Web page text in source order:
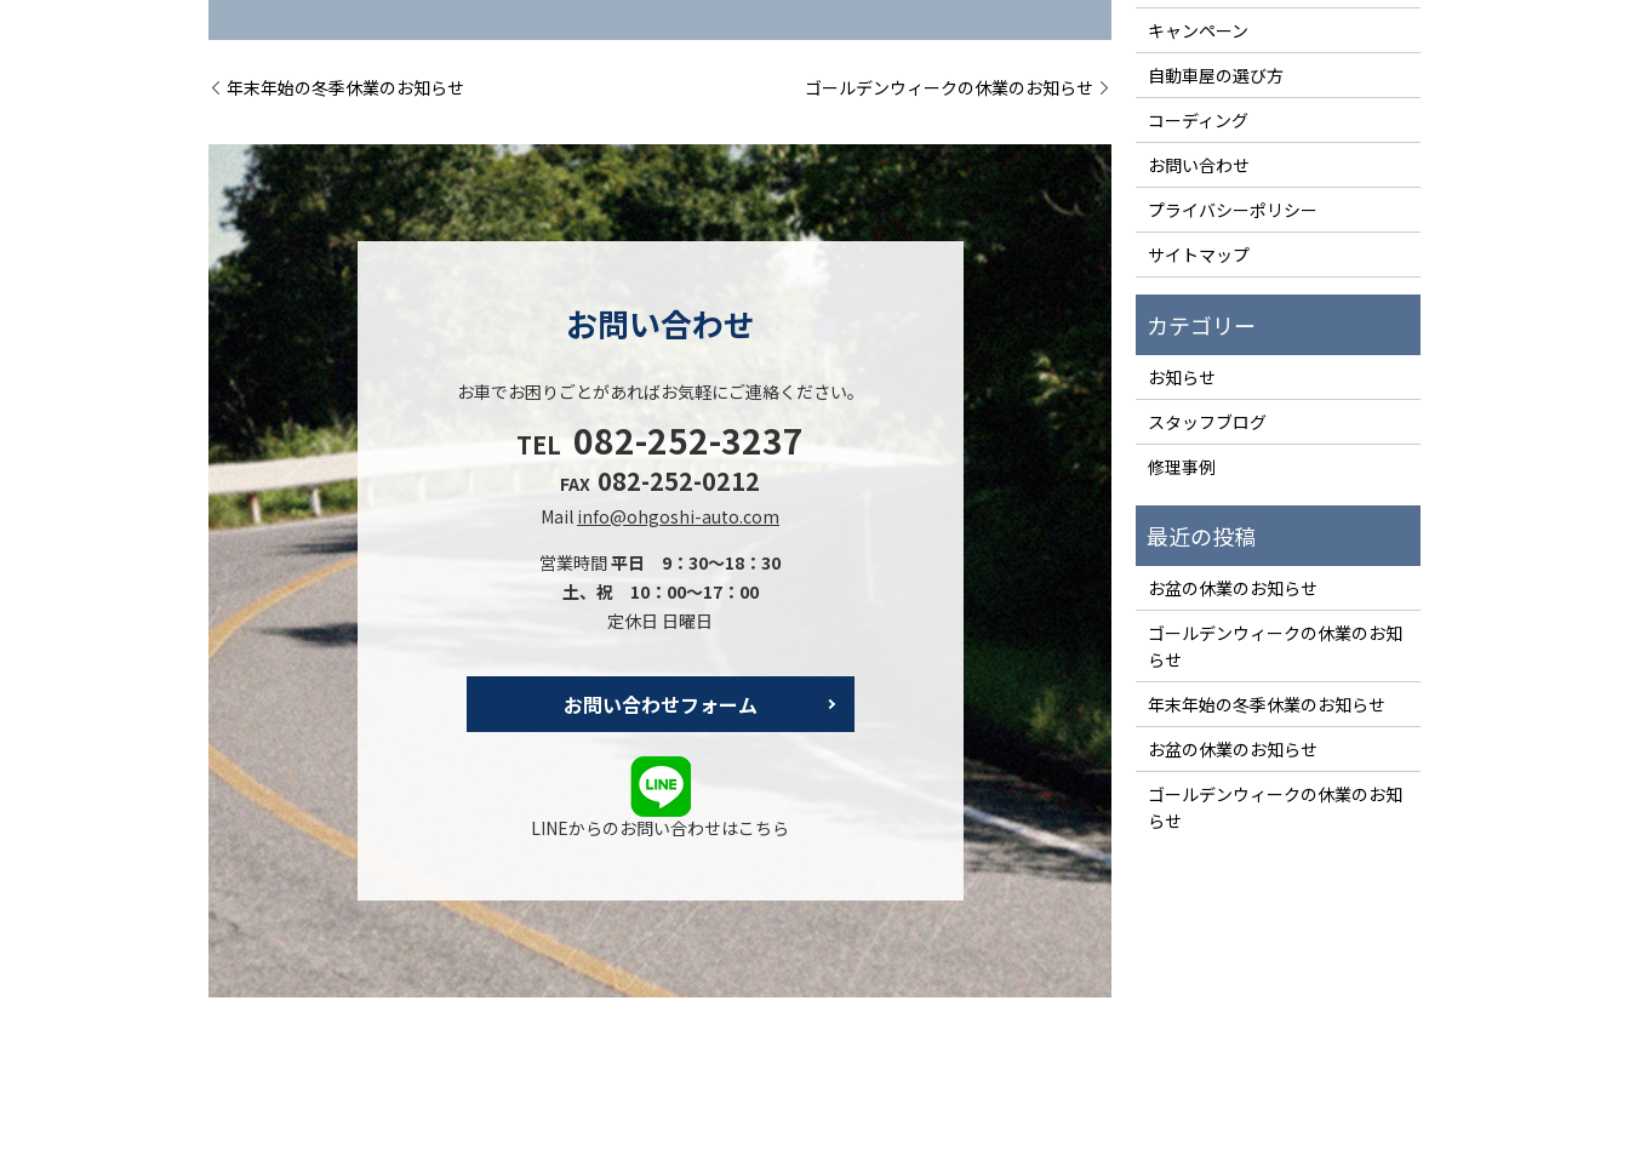
年末年始の冬季休業のお知らせ ゴールデンウィークの休業のお知らせ
お問い合わせ
お車でお困りごとがあればお気軽にご連絡ください。
TEL 082-252-3237
FAX 082-252-0212
Mail info@ohgoshi-auto.com
営業時間平日 9：30～18：30
土、祝 10：00～17：00
定休日 日曜日
お問い合わせフォーム
LINEからのお問い合わせはこちら
キャンペーン
自動車屋の選び方
コーディング
お問い合わせ
プライバシーポリシー
サイトマップ
お知らせ
スタッフブログ
修理事例
お盆の休業のお知らせ
ゴールデンウィークの休業のお知
らせ
年末年始の冬季休業のお知らせ
お盆の休業のお知らせ
ゴールデンウィークの休業のお知
らせ